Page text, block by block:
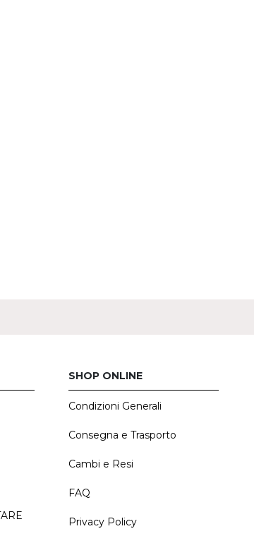
SHOP ONLINE
Condizioni Generali
Consegna e Trasporto
Cambi e Resi
FAQ
Privacy Policy